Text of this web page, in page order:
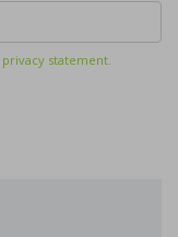
privacy statement.